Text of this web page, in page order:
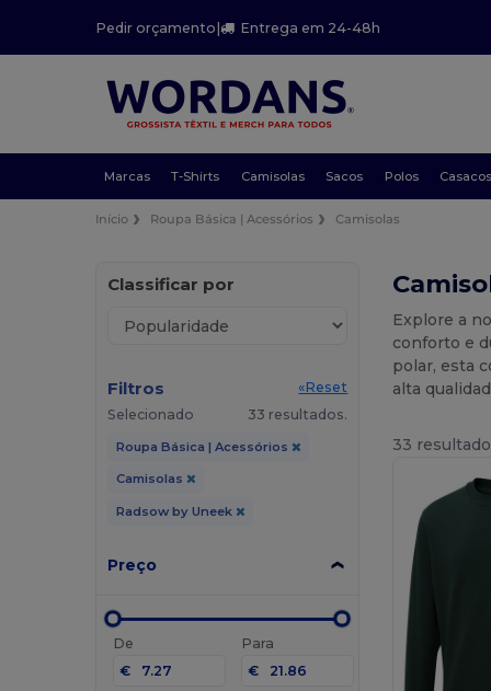
Pedir orçamento| Entrega em 24-48h
Marcas T-Shirts Camisolas Sacos Polos Casacos
Início Roupa Básica | Acessórios Camisolas
Classificar por
Filtros
«Reset
Selecionado
33 resultados.
Roupa Básica | Acessórios
Camisolas
Radsow by Uneek
Preço
De
€
Para
€
Explore a
conforto e
polar, esta
alta
33